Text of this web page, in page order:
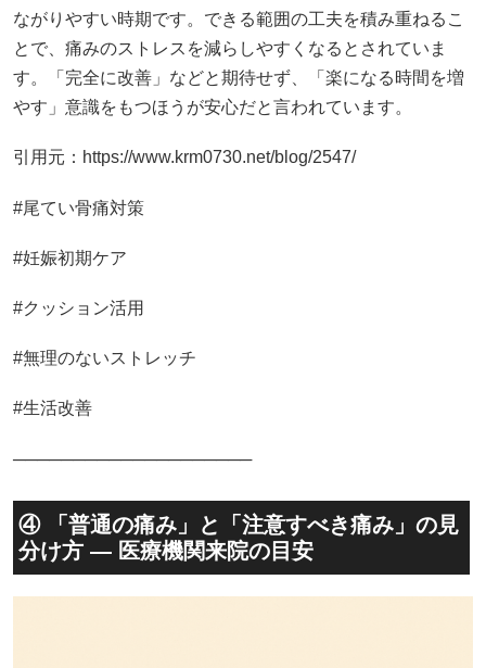
ながりやすい時期です。できる範囲の工夫を積み重ねるこ
とで、痛みのストレスを減らしやすくなるとされていま
す。「完全に改善」などと期待せず、「楽になる時間を増
やす」意識をもつほうが安心だと言われています。
引用元：https://www.krm0730.net/blog/2547/
#尾てい骨痛対策
#妊娠初期ケア
#クッション活用
#無理のないストレッチ
#生活改善
────────────────────
④ 「普通の痛み」と「注意すべき痛み」の見
分け方 — 医療機関来院の目安